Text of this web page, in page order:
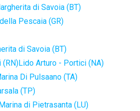
di Savoia (BT)
Pescaia (GR)
di Savoia (BT)
(RN)Lido Arturo - Portici (NA)
Di Pulsaano (TA)
(TP)
di Pietrasanta (LU)